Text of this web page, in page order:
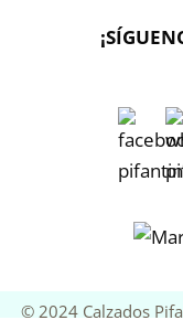
© 2024 Calzados